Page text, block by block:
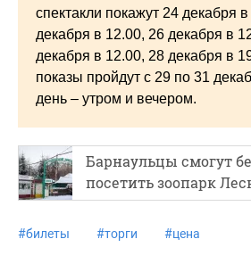
спектакли покажут 24 декабря
декабря в 12.00, 26 декабря в
декабря в 12.00, 28 декабря в
показы пройдут с 29 по 31
день – утром и вечером.
Барнаульцы смогут
посетить зоопарк
#билеты #торги #цена